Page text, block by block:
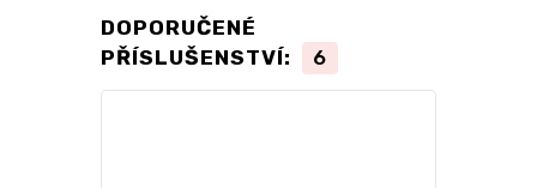
DOPORUČENÉ
PŘÍSLUŠENSTVÍ:
6